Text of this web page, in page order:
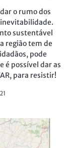
o rumo dos
sustentável
região tem de
pode
é possível dar as
para resistir!